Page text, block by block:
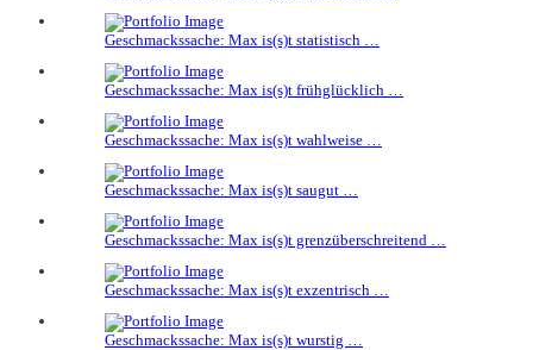
Geschmackssache: Max is(s)t statistisch …
Geschmackssache: Max is(s)t frühglücklich …
Geschmackssache: Max is(s)t wahlweise …
Geschmackssache: Max is(s)t saugut …
Geschmackssache: Max is(s)t grenzüberschreitend …
Geschmackssache: Max is(s)t exzentrisch …
Geschmackssache: Max is(s)t wurstig …